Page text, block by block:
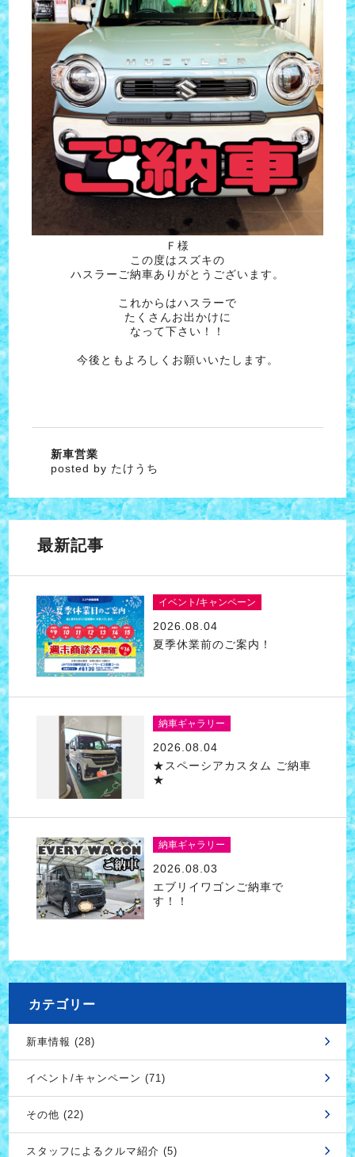
Ｆ様
この度はスズキの
ハスラーご納車ありがとうございます。
これからはハスラーで
たくさんお出かけに
なって下さい！！
今後ともよろしくお願いいたします。
新車営業
posted by たけうち
最新記事
イベント/キャンペーン
2026.08.04
夏季休業前のご案内！
納車ギャラリー
2026.08.04
★スペーシアカスタム ご納車
★
納車ギャラリー
2026.08.03
エブリイワゴンご納車で
す！！
カテゴリー
新車情報 (28)
イベント/キャンペーン (71)
その他 (22)
スタッフによるクルマ紹介 (5)